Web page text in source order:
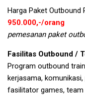
Harga Paket Outbound
950.000,-/orang
pemesanan paket
Fasilitas Outbound /
Program outbound
kerjasama,
fasilitator games, team